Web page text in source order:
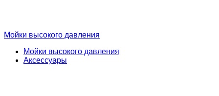
Мойки высокого давления
Мойки высокого давления
Аксессуары